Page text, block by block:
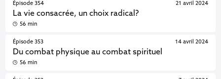
Épisode 354
La vie consacrée, un choix radical?
21 avril 2024
56 min
Épisode 353
Du combat physique au combat spirituel
14 avril 2024
56 min